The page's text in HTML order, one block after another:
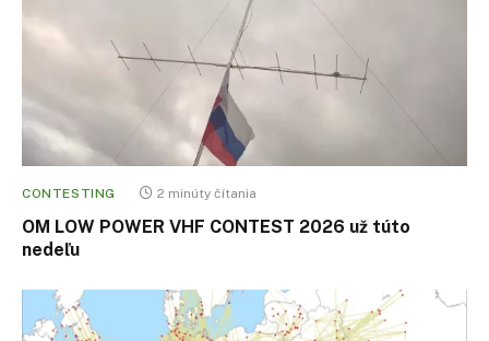
CONTESTING 2 minúty čítania
OM LOW POWER VHF CONTEST 2026 už túto
nedeľu